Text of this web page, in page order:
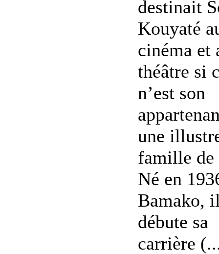
destinait
Kouyaté
cinéma et
théâtre si
n’est son
une
famille de
Né en
Bamako,
débute sa
carrière